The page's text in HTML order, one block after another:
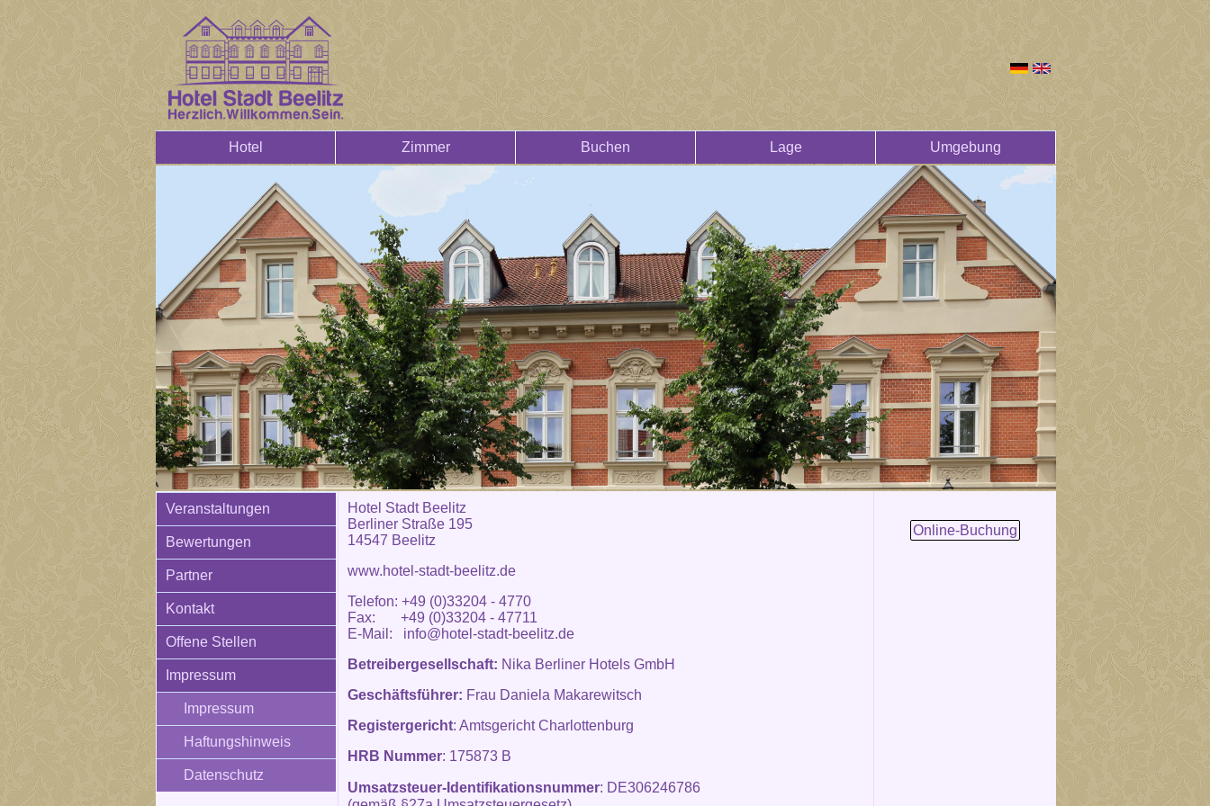
Hotel Zimmer Buchen Lage Umgebung
Veranstaltungen
Bewertungen
Partner
Kontakt
Offene Stellen
Impressum
Impressum
Haftungshinweis
Datenschutz
Hotel Stadt Beelitz
Berliner Straße 195
14547 Beelitz
www.hotel-stadt-beelitz.de
Telefon: +49 (0)33204 - 4770
Fax: +49 (0)33204 - 47711
E-Mail: info@hotel-stadt-beelitz.de
Betreibergesellschaft: Nika Berliner Hotels GmbH
Geschäftsführer: Frau Daniela Makarewitsch
Registergericht: Amtsgericht Charlottenburg
HRB Nummer: 175873 B
Umsatzsteuer-Identifikationsnummer: DE306246786
Online-Buchung